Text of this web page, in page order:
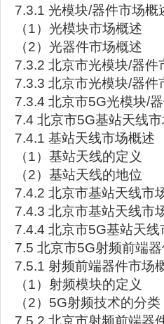
7.3.1 光模块/器件市场概
（1）光模块市场概述
（2）光器件市场概述
7.3.2 北京市光模块/器件
7.3.3 北京市光模块/器件
7.3.4 北京市5G光模块/
7.4 北京市5G基站天线
7.4.1 基站天线市场概述
（1）基站天线的定义
（2）基站天线的地位
7.4.2 北京市基站天线市
7.4.3 北京市基站天线市
7.4.4 北京市5G基站天
7.5 北京市5G射频前端
7.5.1 射频前端器件市场
（1）射频模块的定义
（2）5G射频技术的分类
7.5.2 北京市射频前端器